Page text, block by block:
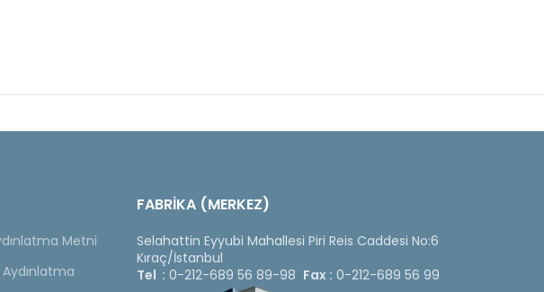
Metni
FABRİKA (MERKEZ)
Selahattin Eyyubi Mahallesi Piri Reis Caddesi No:6
Kıraç/İstanbul
Tel : 0-212-689 56 89-98 Fax : 0-212-689 56 99